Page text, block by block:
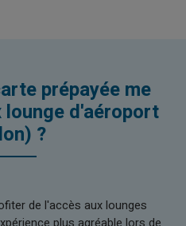
prépayée me
lounge d'aéroport
?
de l'accès aux lounges